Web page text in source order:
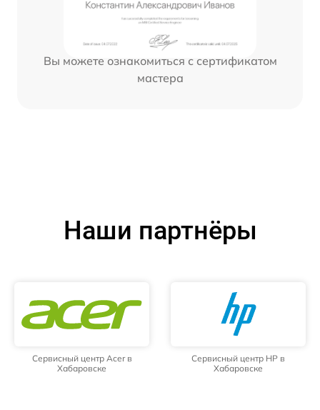
Вы можете ознакомиться с сертификатом
мастера
Наши партнёры
Сервисный центр Acer в
Хабаровске
Сервисный центр HP в
Хабаровске